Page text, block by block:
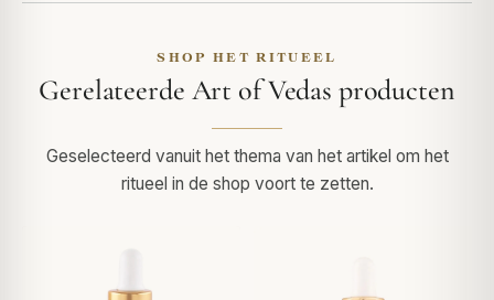
SHOP HET RITUEEL
Gerelateerde Art of Vedas producten
Geselecteerd vanuit het thema van het artikel om het
ritueel in de shop voort te zetten.